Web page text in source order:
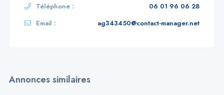
Téléphone :
06 01 96 06 28
Email :
ag343450@contact-manager.net
Annonces similaires